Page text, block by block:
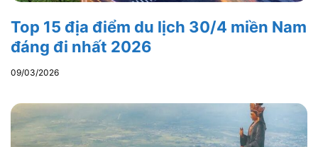
Top 15 địa điểm du lịch 30/4 miền Nam
đáng đi nhất 2026
09/03/2026